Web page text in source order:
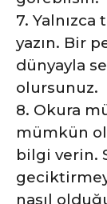
7.
yazın. Bir
dünyayla
olursunuz.
8. Okura
mümkün
bilgi verin.
nasıl